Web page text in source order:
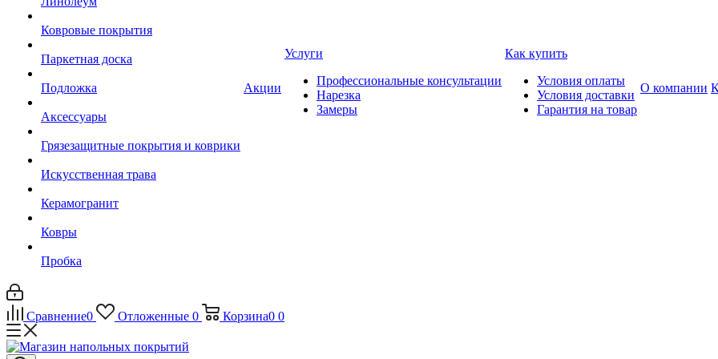
Ковровые покрытия
Паркетная доска
Подложка
Аксессуары
Грязезащитные покрытия и коврики
Искусственная трава
Керамогранит
Ковры
Пробка
Акции
Услуги
Профессиональные консультации
Нарезка
Замеры
Как купить
Условия оплаты
Условия доставки
Гарантия на товар
О компании
Сравнение0 Отложенные 0 Корзина0 0